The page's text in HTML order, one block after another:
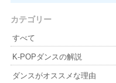
カテゴリー
すべて
K-POPダンスの解説
ダンスがオススメな理由